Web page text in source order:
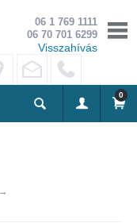
06 1 769 1111
06 70 701 6299
Visszahívás
0